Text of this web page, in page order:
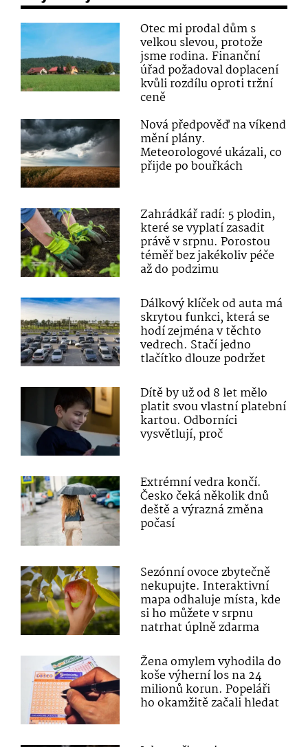
Otec mi prodal dům s
velkou slevou, protože
jsme rodina. Finanční
úřad požadoval doplacení
kvůli rozdílu oproti tržní
ceně
Nová předpověď na víkend
mění plány.
Meteorologové ukázali, co
přijde po bouřkách
Zahrádkář radí: 5 plodin,
které se vyplatí zasadit
právě v srpnu. Porostou
téměř bez jakékoliv péče
až do podzimu
Dálkový klíček od auta má
skrytou funkci, která se
hodí zejména v těchto
vedrech. Stačí jedno
tlačítko dlouze podržet
Dítě by už od 8 let mělo
platit svou vlastní platební
kartou. Odborníci
vysvětlují, proč
Extrémní vedra končí.
Česko čeká několik dnů
deště a výrazná změna
počasí
Sezónní ovoce zbytečně
nekupujte. Interaktivní
mapa odhaluje místa, kde
si ho můžete v srpnu
natrhat úplně zdarma
Žena omylem vyhodila do
koše výherní los na 24
milionů korun. Popeláři
ho okamžitě začali hledat